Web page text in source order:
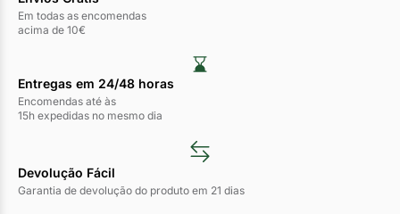
Em todas as encomendas
acima de 10€
Entregas em 24/48 horas​
Encomendas até às
15h expedidas no mesmo dia
Devolução Fácil
Garantia de devolução do produto em 21 dias